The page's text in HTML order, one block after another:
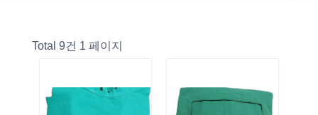
Total 9건 1 페이지